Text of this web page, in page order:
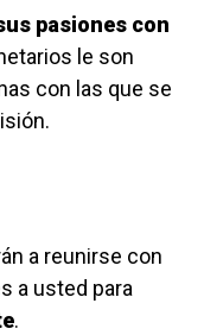
pasiones con
le son
con las que se
a reunirse con
a usted para
.